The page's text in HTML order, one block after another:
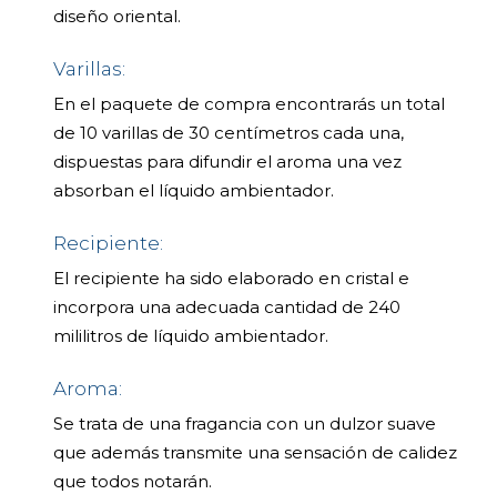
diseño oriental.
Varillas:
En el paquete de compra encontrarás un total
de 10 varillas de 30 centímetros cada una,
dispuestas para difundir el aroma una vez
absorban el líquido ambientador.
Recipiente:
El recipiente ha sido elaborado en cristal e
incorpora una adecuada cantidad de 240
mililitros de líquido ambientador.
Aroma:
Se trata de una fragancia con un dulzor suave
que además transmite una sensación de calidez
que todos notarán.